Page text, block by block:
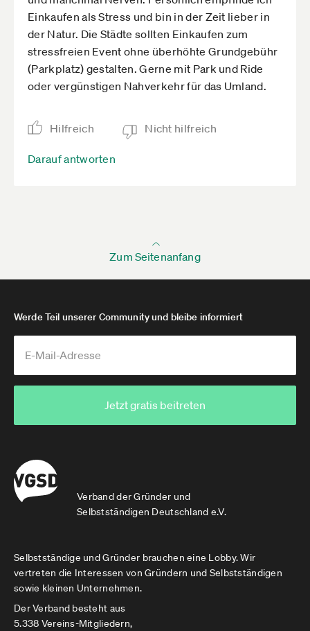
Einkaufen als Stress und bin in der Zeit lieber in
der Natur. Die Städte sollten Einkaufen zum
stressfreien Event ohne überhöhte Grundgebühr
(Parkplatz) gestalten. Gerne mit Park und Ride
oder vergünstigen Nahverkehr für das Umland.
Hilfreich Nicht hilfreich
Darauf antworten
Zum Seitenanfang
Verband der Gründer und
Selbstständigen Deutschland e.V.
Werde Teil unserer Community und bleibe informiert
Jetzt gratis beitreten
Selbstständige und Gründer brauchen eine Lobby. Wir
vertreten die Interessen von Gründern und Selbstständigen
sowie kleinen Unternehmen.
Der Verband besteht aus
5.338 Vereins-Mitgliedern,